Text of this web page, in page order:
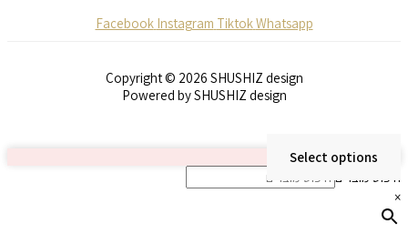
Facebook Instagram TiktokWhatsapp
Copyright © 2026 SHUSHIZ design
Powered by SHUSHIZ design
Select options
חיפוש מוצרים
×